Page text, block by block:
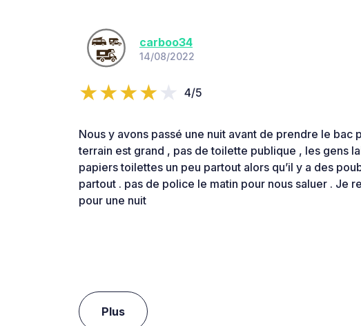
carboo34
14/08/2022
4/5
Nous y avons passé une nuit avant de prendre le bac
terrain est grand , pas de toilette publique , les gens
papiers toilettes un peu partout alors qu’il y a des
partout . pas de police le matin pour nous saluer . Je
pour une nuit
Plus